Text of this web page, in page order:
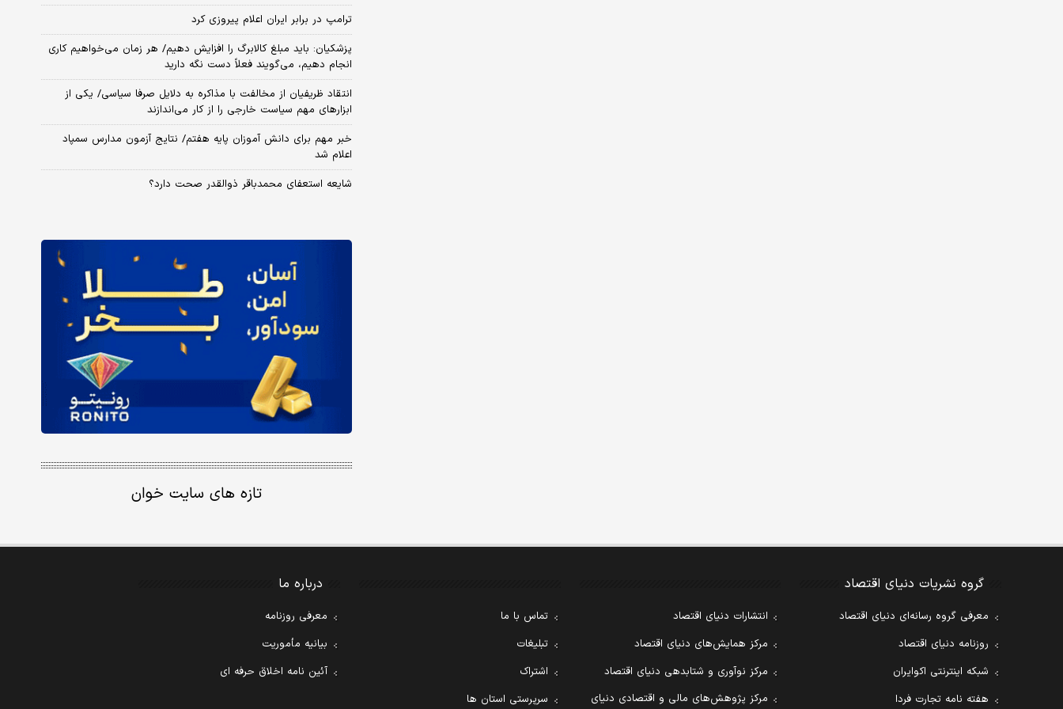
ترامپ در برابر ایران اعلام پیروزی کرد
پزشکیان: باید مبلغ کالابرگ را افزایش دهیم/ هر زمان می‌خواهیم کاری
انجام دهیم، می‌گویند فعلاً دست نگه دارید
انتقاد ظریفیان از مخالفت با مذاکره به دلایل صرفا سیاسی/ یکی از
ابزارهای مهم سیاست خارجی را از کار می‌اندازند
خبر مهم برای دانش آموزان پایه هفتم/ نتایج آزمون مدارس سمپاد
اعلام شد
شایعه استعفای محمدباقر ذوالقدر صحت دارد؟
تازه های سایت خوان
گروه نشریات دنیای اقتصاد
معرفی گروه رسانه‌ای دنیای اقتصاد
روزنامه دنیای اقتصاد
شبکه اینترنتی اکوایران
هفته نامه تجارت فردا
انتشارات دنیای اقتصاد
مرکز همایش‌های دنیای اقتصاد
مرکز نوآوری و شتابدهی دنیای اقتصاد
مرکز پژوهش‌های مالی و اقتصادی دنیای
تماس با ما
تبلیغات
اشتراک
سرپرستی استان ها
درباره ما
معرفی روزنامه
بیانیه مأموریت
آئین نامه اخلاق حرفه ای